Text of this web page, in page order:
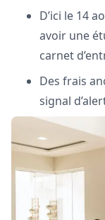
D’ici le 14
avoir une
carnet
Des frais
signal